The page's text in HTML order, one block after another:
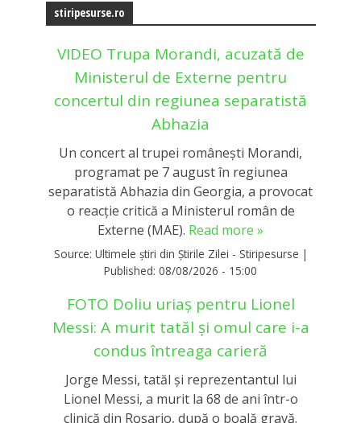
stiripesurse.ro
VIDEO Trupa Morandi, acuzată de
Ministerul de Externe pentru
concertul din regiunea separatistă
Abhazia
Un concert al trupei românești Morandi,
programat pe 7 august în regiunea
separatistă Abhazia din Georgia, a provocat
o reacție critică a Ministerul român de
Externe (MAE). Read more »
Source: Ultimele știri din Știrile Zilei - Stiripesurse |
Published: 08/08/2026 - 15:00
FOTO Doliu uriaș pentru Lionel
Messi: A murit tatăl și omul care i-a
condus întreaga carieră
Jorge Messi, tatăl și reprezentantul lui
Lionel Messi, a murit la 68 de ani într-o
clinică din Rosario, după o boală gravă.